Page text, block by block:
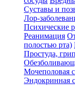
Суставы и
Лор-
Психические
Реанимация
полостью рта)
Простуда,
Мочеполовая
Эндокринная